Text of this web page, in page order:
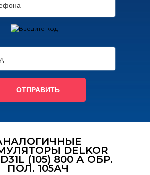
ОТПРАВИТЬ
DELKOR
(105) 800 А ОБР.
ПОЛ. 105АЧ